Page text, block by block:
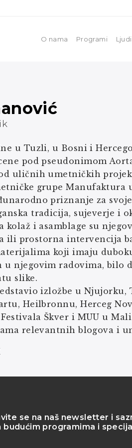
O nama Programi Ljudi
u Tuzli, u Bosni i
pod pseudonimom
uličnih umetničkih
grupe
priznanje za
tradicija, sujeverje i
kolaž i asamblage su
ili prostorna intervencija
koji imaju
u njegovim radovima,
slike.
izložbe u
Heilbronnu, Herceg
Škver i MUU u
relevantnih blogova i
se na naš newsletter i
budućim programima i